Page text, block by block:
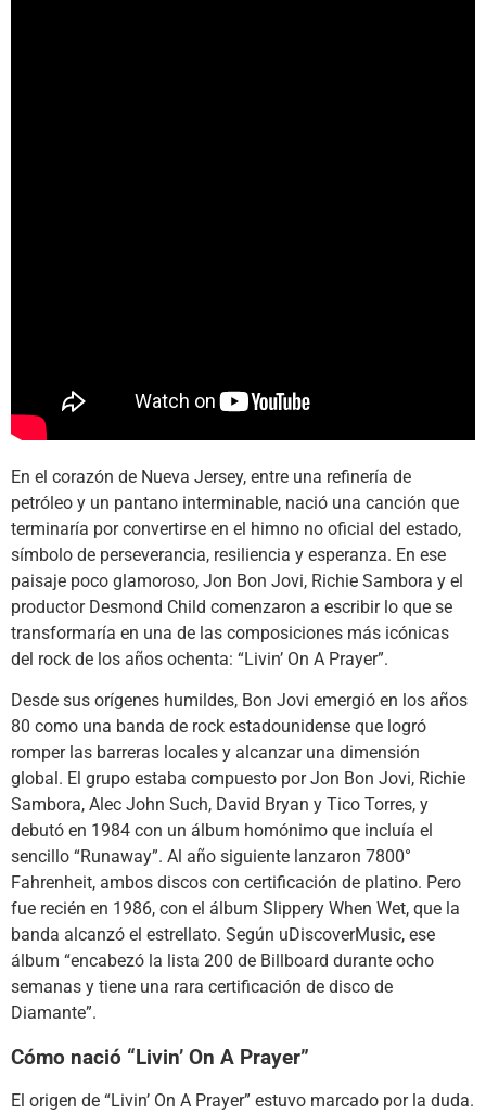
En el corazón de Nueva Jersey, entre una refinería de
petróleo y un pantano interminable, nació una canción que
terminaría por convertirse en el himno no oficial del estado,
símbolo de perseverancia, resiliencia y esperanza. En ese
paisaje poco glamoroso, Jon Bon Jovi, Richie Sambora y el
productor Desmond Child comenzaron a escribir lo que se
transformaría en una de las composiciones más icónicas
del rock de los años ochenta: “Livin’ On A Prayer”.
Desde sus orígenes humildes, Bon Jovi emergió en los años
80 como una banda de rock estadounidense que logró
romper las barreras locales y alcanzar una dimensión
global. El grupo estaba compuesto por Jon Bon Jovi, Richie
Sambora, Alec John Such, David Bryan y Tico Torres, y
debutó en 1984 con un álbum homónimo que incluía el
sencillo “Runaway”. Al año siguiente lanzaron 7800°
Fahrenheit, ambos discos con certificación de platino. Pero
fue recién en 1986, con el álbum Slippery When Wet, que la
banda alcanzó el estrellato. Según uDiscoverMusic, ese
álbum “encabezó la lista 200 de Billboard durante ocho
semanas y tiene una rara certificación de disco de
Diamante”.
Cómo nació “Livin’ On A Prayer”
El origen de “Livin’ On A Prayer” estuvo marcado por la duda.